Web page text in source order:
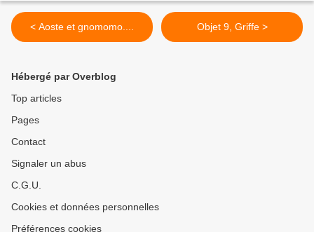
< Aoste et gnomomo.... Objet 9, Griffe >
Hébergé par Overblog
Top articles
Pages
Contact
Signaler un abus
C.G.U.
Cookies et données personnelles
Préférences cookies